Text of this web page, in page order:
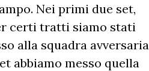
Nei primi due set,
certi tratti siamo stati
alla squadra avversaria
abbiamo messo quella